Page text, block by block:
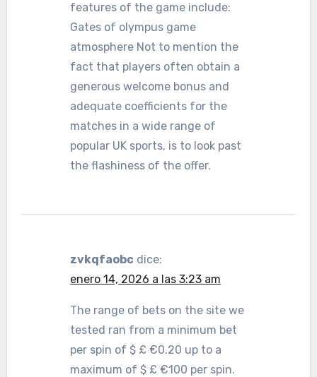
features of the game include:
Gates of olympus game
atmosphere Not to mention the
fact that players often obtain a
generous welcome bonus and
adequate coefficients for the
matches in a wide range of
popular UK sports, is to look past
the flashiness of the offer.
zvkqfaobc dice:
enero 14, 2026 a las 3:23 am
The range of bets on the site we
tested ran from a minimum bet
per spin of $ £ €0.20 up to a
maximum of $ £ €100 per spin.